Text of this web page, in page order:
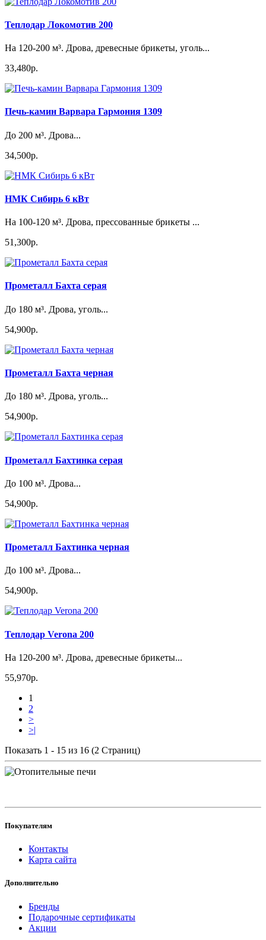
Теплодар Локомотив 200
На 120-200 м³. Дрова, древесные брикеты, уголь...
33,480р.
Печь-камин Варвара Гармония 1309
До 200 м³. Дрова...
34,500р.
НМК Сибирь 6 кВт
На 100-120 м³. Дрова, прессованные брикеты ...
51,300р.
Прометалл Бахта серая
До 180 м³. Дрова, уголь...
54,900р.
Прометалл Бахта черная
До 180 м³. Дрова, уголь...
54,900р.
Прометалл Бахтинка серая
До 100 м³. Дрова...
54,900р.
Прометалл Бахтинка черная
До 100 м³. Дрова...
54,900р.
Теплодар Verona 200
На 120-200 м³. Дрова, древесные брикеты...
55,970р.
1
2
>
>|
Показать 1 - 15 из 16 (2 Страниц)
Покупателям
Контакты
Карта сайта
Дополнительно
Бренды
Подарочные сертификаты
Акции